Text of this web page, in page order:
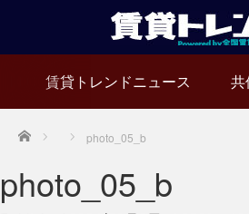
賃貸トレンドニュース 共
Home photo_05_b
photo_05_b